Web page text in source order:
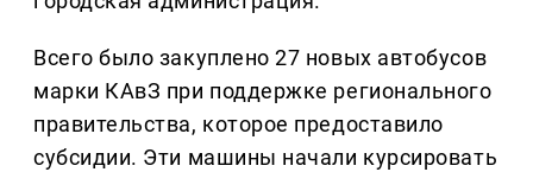
Всего было закуплено 27 новых автобусов
марки КАвЗ при поддержке регионального
правительства, которое предоставило
субсидии. Эти машины начали курсировать